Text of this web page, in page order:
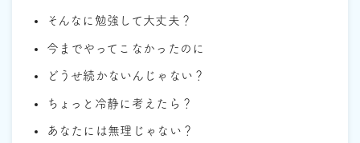
そんなに勉強して大丈夫？
今までやってこなかったのに
どうせ続かないんじゃない？
ちょっと冷静に考えたら？
あなたには無理じゃない？